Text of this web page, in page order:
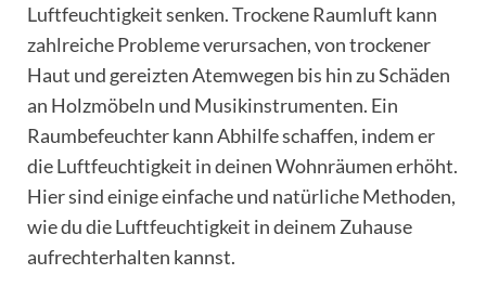
Luftfeuchtigkeit senken. Trockene Raumluft kann
zahlreiche Probleme verursachen, von trockener
Haut und gereizten Atemwegen bis hin zu Schäden
an Holzmöbeln und Musikinstrumenten. Ein
Raumbefeuchter kann Abhilfe schaffen, indem er
die Luftfeuchtigkeit in deinen Wohnräumen erhöht.
Hier sind einige einfache und natürliche Methoden,
wie du die Luftfeuchtigkeit in deinem Zuhause
aufrechterhalten kannst.